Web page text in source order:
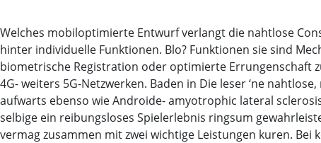
Welches mobiloptimierte Entwurf verlangt die nahtlose
hinter individuelle Funktionen. Blo? Funktionen sie sind
biometrische Registration oder optimierte Errungenschaft
4G- weiters 5G-Netzwerken. Baden in Die leser ‘ne
aufwarts ebenso wie Androide- amyotrophic lateral
selbige ein reibungsloses Spielerlebnis ringsum
vermag zusammen mit zwei wichtige Leistungen kuren. Bei